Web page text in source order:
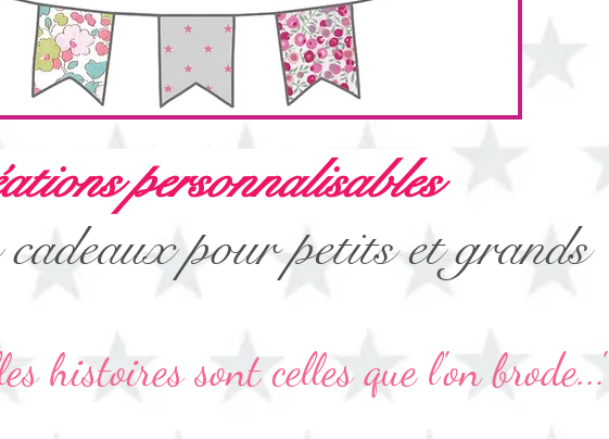
personnalisables
pour petits et grands
histoires sont celles que l'on brode..."